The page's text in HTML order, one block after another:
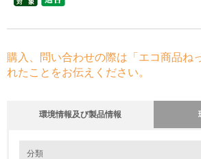
購入、問い合わせの際は「エコ商品ね
れたことをお伝えください。
環境情報及び製品情報
分類